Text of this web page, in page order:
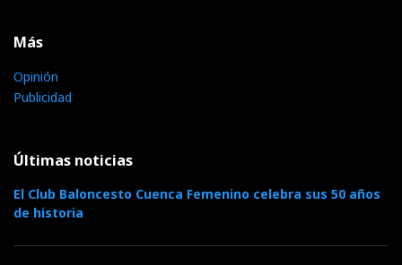
Más
Opinión
Publicidad
Últimas noticias
El Club Baloncesto Cuenca Femenino celebra sus 50 años
de historia